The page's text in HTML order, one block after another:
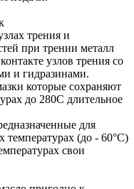
трения и
при трении металл
узлов трения со
и гидразинами.
которые сохраняют
до 280С длительное
для
(до - 60°С)
свои